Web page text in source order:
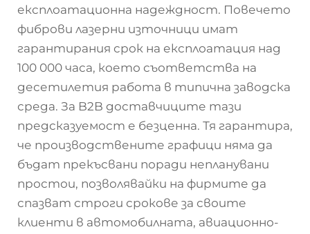
експлоатационна надеждност. Повечето
фиброви лазерни източници имат
гарантирания срок на експлоатация над
100 000 часа, което съответства на
десетилетия работа в типична заводска
среда. За B2B доставчиците тази
предсказуемост е безценна. Тя гарантира,
че производствените графици няма да
бъдат прекъсвани поради непланувани
простои, позволявайки на фирмите да
спазват строги срокове за своите
клиенти в автомобилната, авиационно-